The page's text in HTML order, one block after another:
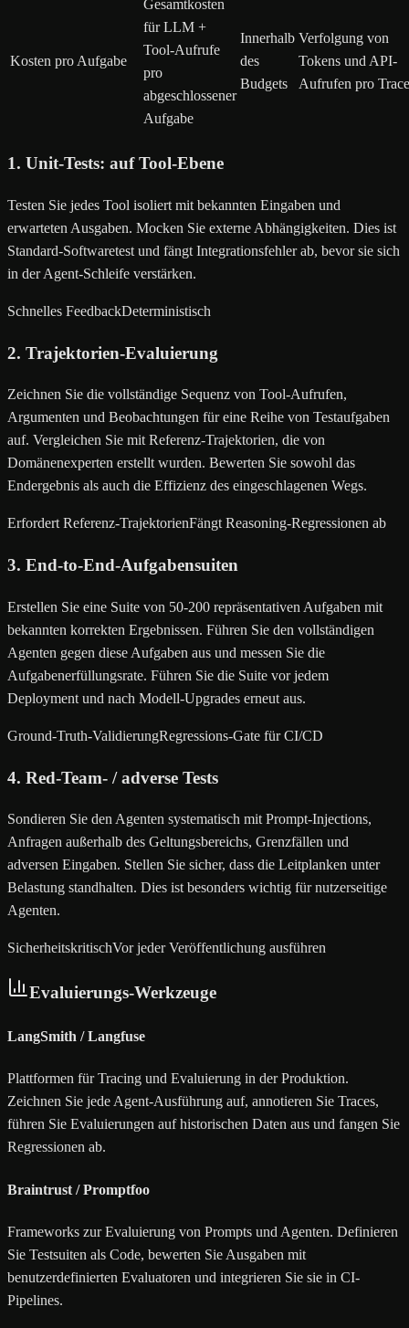
Kosten pro Aufgabe
Gesamtkosten
für LLM +
Tool-Aufrufe
pro
abgeschlossener
Aufgabe
Innerhalb
des
Budgets
Verfolgung von
Tokens und API-
Aufrufen pro Trace
1. Unit-Tests: auf Tool-Ebene
Testen Sie jedes Tool isoliert mit bekannten Eingaben und
erwarteten Ausgaben. Mocken Sie externe Abhängigkeiten. Dies ist
Standard-Softwaretest und fängt Integrationsfehler ab, bevor sie sich
in der Agent-Schleife verstärken.
Schnelles FeedbackDeterministisch
2. Trajektorien-Evaluierung
Zeichnen Sie die vollständige Sequenz von Tool-Aufrufen,
Argumenten und Beobachtungen für eine Reihe von Testaufgaben
auf. Vergleichen Sie mit Referenz-Trajektorien, die von
Domänenexperten erstellt wurden. Bewerten Sie sowohl das
Endergebnis als auch die Effizienz des eingeschlagenen Wegs.
Erfordert Referenz-TrajektorienFängt Reasoning-Regressionen ab
3. End-to-End-Aufgabensuiten
Erstellen Sie eine Suite von 50-200 repräsentativen Aufgaben mit
bekannten korrekten Ergebnissen. Führen Sie den vollständigen
Agenten gegen diese Aufgaben aus und messen Sie die
Aufgabenerfüllungsrate. Führen Sie die Suite vor jedem
Deployment und nach Modell-Upgrades erneut aus.
Ground-Truth-ValidierungRegressions-Gate für CI/CD
4. Red-Team- / adverse Tests
Sondieren Sie den Agenten systematisch mit Prompt-Injections,
Anfragen außerhalb des Geltungsbereichs, Grenzfällen und
adversen Eingaben. Stellen Sie sicher, dass die Leitplanken unter
Belastung standhalten. Dies ist besonders wichtig für nutzerseitige
Agenten.
SicherheitskritischVor jeder Veröffentlichung ausführen
Evaluierungs-Werkzeuge
LangSmith / Langfuse
Plattformen für Tracing und Evaluierung in der Produktion.
Zeichnen Sie jede Agent-Ausführung auf, annotieren Sie Traces,
führen Sie Evaluierungen auf historischen Daten aus und fangen Sie
Regressionen ab.
Braintrust / Promptfoo
Frameworks zur Evaluierung von Prompts und Agenten. Definieren
Sie Testsuiten als Code, bewerten Sie Ausgaben mit
benutzerdefinierten Evaluatoren und integrieren Sie sie in CI-
Pipelines.